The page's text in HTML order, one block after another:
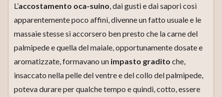
L’accostamento oca-suino , dai gusti e dai sapori così
apparentemente poco affini, divenne un fatto usuale e le
massaie stesse si accorsero ben presto che la carne del
palmipede e quella del maiale, opportunamente dosate e
aromatizzate, formavano un impasto gradito che,
insaccato nella pelle del ventre e del collo del palmipede,
poteva durare per qualche tempo e quindi, cotto, essere